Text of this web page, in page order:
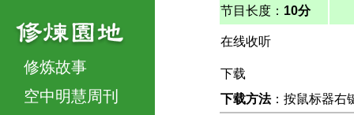
修炼故事
空中明慧周刊
节目长度： 10分
在线收听
下载
下载方法：按鼠标器右